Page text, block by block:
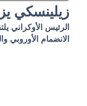
زيلينسكي
الرئيس الأوكراني
الانضمام الأوروبي